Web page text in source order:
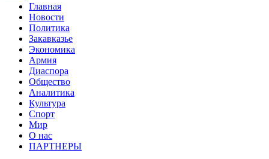
Главная
Новости
Политика
Закавказье
Экономика
Армия
Диаспора
Общество
Аналитика
Культура
Спорт
Мир
О нас
ПАРТНЕРЫ